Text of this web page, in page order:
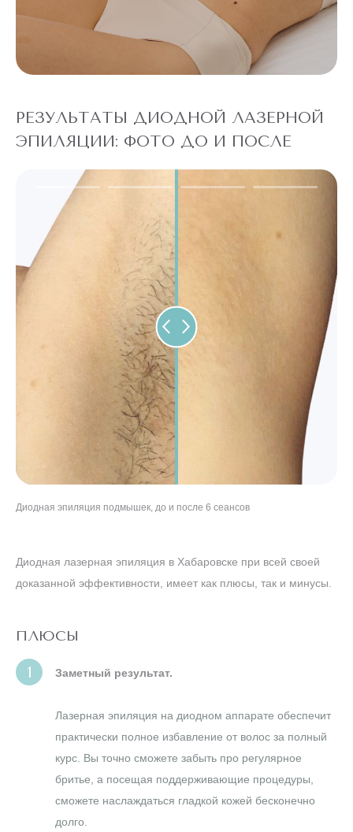
РЕЗУЛЬТАТЫ ДИОДНОЙ ЛАЗЕРНОЙ
ЭПИЛЯЦИИ: ФОТО ДО И ПОСЛЕ
Диодная эпиляция подмышек, до и после 6 сеансов
Диодная эпиляция ног, до и после 8 сеансов
Диодная эпиляция бикини, до и после 5 сеансов
"Диодная эпиляция лица, до и после 7 сеансов
Диодная лазерная эпиляция в Хабаровске при всей своей
доказанной эффективности, имеет как плюсы, так и минусы.
ПЛЮСЫ
Заметный результат.
Лазерная эпиляция на диодном аппарате обеспечит
практически полное избавление от волос за полный
курс. Вы точно сможете забыть про регулярное
бритье, а посещая поддерживающие процедуры,
сможете наслаждаться гладкой кожей бесконечно
долго.